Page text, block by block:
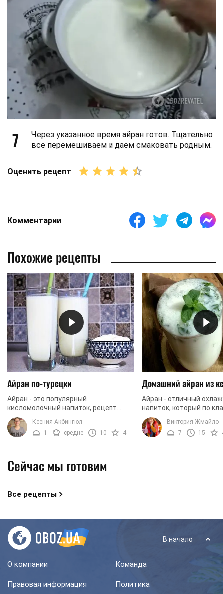
7
Через указанное время айран готов. Тщательно
все перемешиваем и даем смаковать родным.
Оценить рецепт
Комментарии
Похожие рецепты
Айран по-турецки
Айран - это популярный
кисломолочный напиток, рецепт
которого возник у тюркских народов.
Сегодня мы предлагаем вам
приготовить айран по классическому
Ксения Акбингюл
1
средне 10 4
Домашний айран из
Айран - отличный
напиток, который по
рецепту готовят на
воды. Как правило,
добавляют соль и по ...
Виктория Жмайло
7
15
Сейчас мы готовим
Все рецепты
В начало
О компании Команда
Правовая информация
Политика